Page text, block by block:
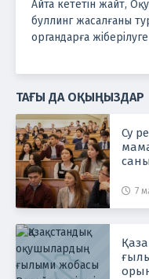
Айта кететін жайт,
буллинг жасалғаны
органдарға
ТАҒЫ ДА ОҚЫҢЫЗДАР
Су
7
ғылыми